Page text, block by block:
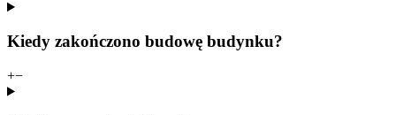
Kiedy zakończono budowę budynku?
+−